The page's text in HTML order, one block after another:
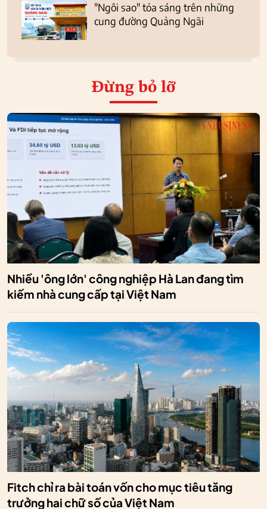
"Ngôi sao" tỏa sáng trên những
cung đường Quảng Ngãi
Đừng bỏ lỡ
Nhiều 'ông lớn' công nghiệp Hà Lan đang tìm
kiếm nhà cung cấp tại Việt Nam
Fitch chỉ ra bài toán vốn cho mục tiêu tăng
trưởng hai chữ số của Việt Nam